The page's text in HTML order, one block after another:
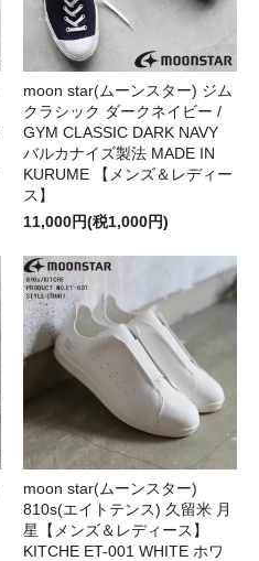
moon star(ムーンスター) ジム
クラシック ダークネイビー /
GYM CLASSIC DARK NAVY
バルカナイズ製法 MADE IN
KURUME 【メンズ＆レディー
ス】
11,000円(税1,000円)
moon star(ムーンスター)
810s(エイトテンス) 久留米 月
星【メンズ＆レディース】
KITCHE ET-001 WHITE ホワ